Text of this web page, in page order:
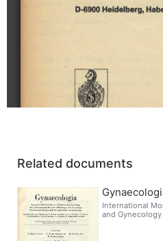
Related documents
International
and Gynecology